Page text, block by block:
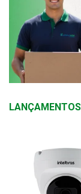
LANÇAMENTOS